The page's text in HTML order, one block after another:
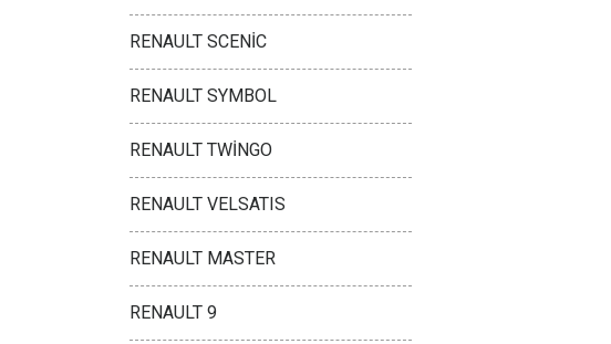
RENAULT SCENİC
RENAULT SYMBOL
RENAULT TWİNGO
RENAULT VELSATIS
RENAULT MASTER
RENAULT 9